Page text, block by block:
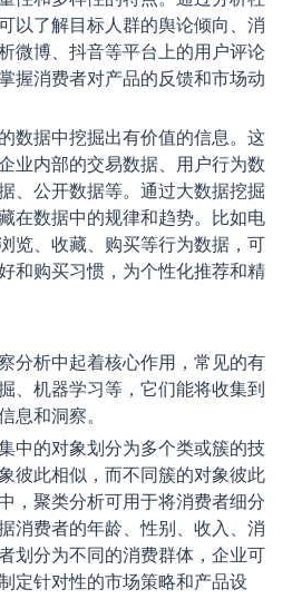
以了解目标人群的舆论倾向、消
微博、抖音等平台上的用户评论
握消费者对产品的反馈和市场动
数据中挖掘出有价值的信息。这
业内部的交易数据、用户行为数
、公开数据等。通过大数据挖掘
在数据中的规律和趋势。比如电
览、收藏、购买等行为数据，可
和购买习惯，为个性化推荐和精
分析中起着核心作用，常见的有
、机器学习等，它们能将收集到
息和洞察。
中的对象划分为多个类或簇的技
彼此相似，而不同簇的对象彼此
，聚类分析可用于将消费者细分
消费者的年龄、性别、收入、消
划分为不同的消费群体，企业可
定针对性的市场策略和产品设